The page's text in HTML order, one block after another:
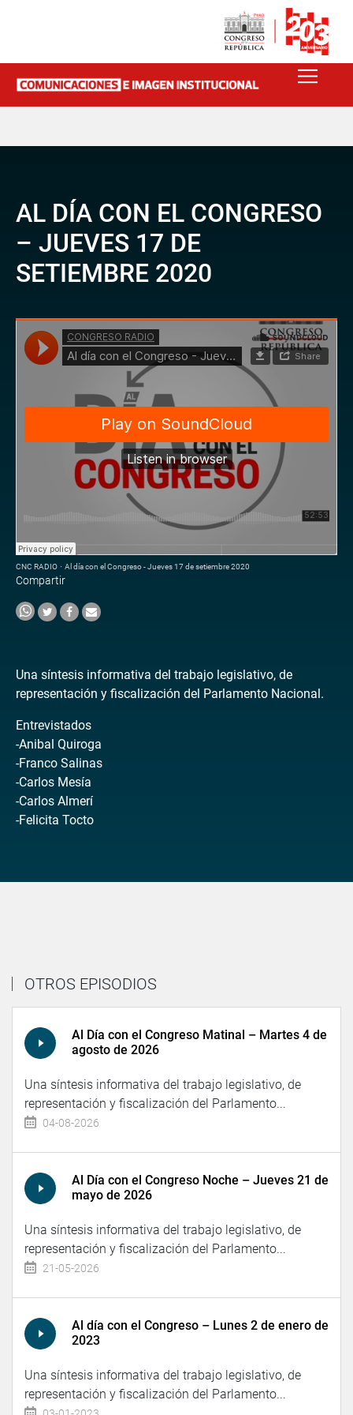
AL DÍA CON EL CONGRESO
– JUEVES 17 DE
SETIEMBRE 2020
CNC RADIO · Al día con el Congreso - Jueves 17 de setiembre 2020
Compartir
Una síntesis informativa del trabajo legislativo, de
representación y fiscalización del Parlamento Nacional.
Entrevistados
-Anibal Quiroga
-Franco Salinas
-Carlos Mesía
-Carlos Almerí
-Felicita Tocto
OTROS EPISODIOS
Al Día con el Congreso Matinal – Martes 4 de
agosto de 2026
Una síntesis informativa del trabajo legislativo, de
representación y fiscalización del Parlamento...
04-08-2026
Al Día con el Congreso Noche – Jueves 21 de
mayo de 2026
Una síntesis informativa del trabajo legislativo, de
representación y fiscalización del Parlamento...
21-05-2026
Al día con el Congreso – Lunes 2 de enero de
2023
Una síntesis informativa del trabajo legislativo, de
representación y fiscalización del Parlamento...